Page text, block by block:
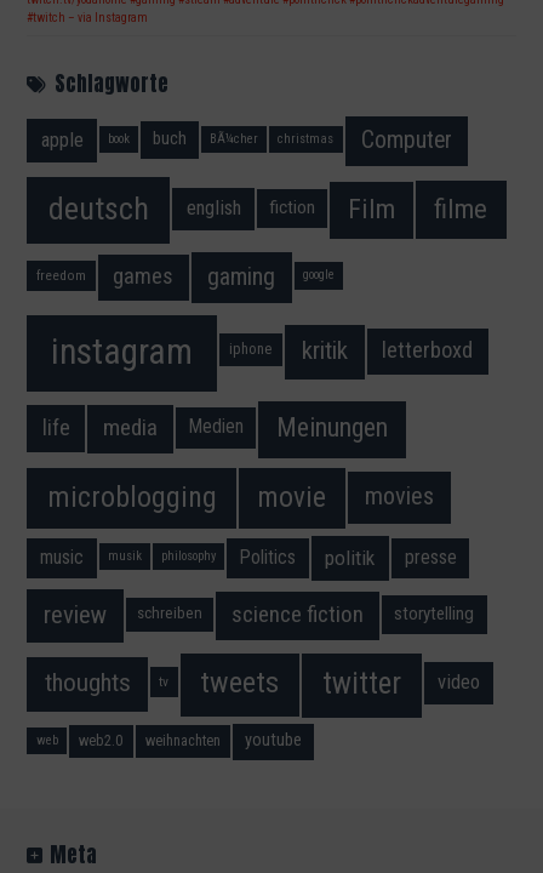
#twitch – via Instagram
Schlagworte
apple book buch BÃ¼cher christmas Computer
deutsch english fiction Film filme
freedom games gaming google
instagram iphone kritik letterboxd
life media Medien Meinungen
microblogging movie movies
music musik philosophy Politics politik presse
review schreiben science fiction storytelling
thoughts tv tweets twitter video
web web2.0 weihnachten youtube
Meta